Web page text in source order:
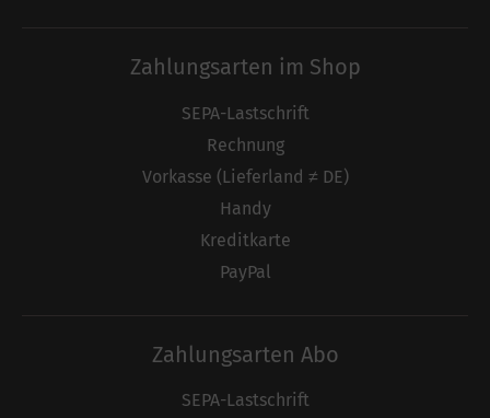
Zahlungsarten im Shop
SEPA-Lastschrift
Rechnung
Vorkasse (Lieferland ≠ DE)
Handy
Kreditkarte
PayPal
Zahlungsarten Abo
SEPA-Lastschrift